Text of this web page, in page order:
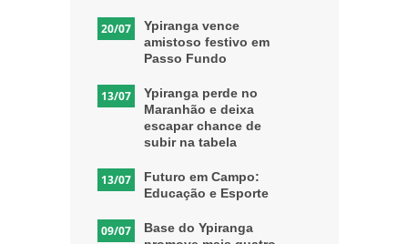
20/07
Ypiranga vence
amistoso festivo em
Passo Fundo
13/07
Ypiranga perde no
Maranhão e deixa
escapar chance de
subir na tabela
13/07
Futuro em Campo:
Educação e Esporte
09/07
Base do Ypiranga